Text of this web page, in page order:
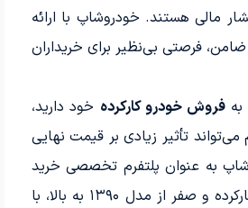
مالی هستند. خودروشاپ با ارائه
فرصتی بی‌نظیر برای خریداران
بهفروش خودرو کارکرده خود دارید،
تأثیر زیادی بر قیمت نهایی
به عنوان پلتفرم تخصصی خرید
و فروش خودروهای کارکرده و صفر از مدل ۱۳۹۰ به بالا، با